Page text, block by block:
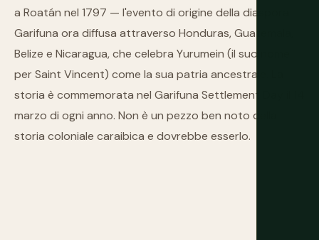
a Roatán nel 1797 — l'evento di origine della diaspora
Garifuna ora diffusa attraverso Honduras, Guatemala,
Belize e Nicaragua, che celebra Yurumein (il suo nome
per Saint Vincent) come la sua patria ancestrale. La
storia è commemorata nel Garifuna Settlement Day il 14
marzo di ogni anno. Non è un pezzo ben noto della
storia coloniale caraibica e dovrebbe esserlo.